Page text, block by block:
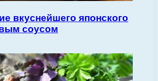
вкуснейшего японского
соусом